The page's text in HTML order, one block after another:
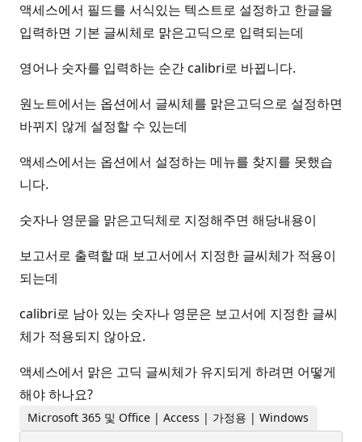
액세스에서 필드를 서식있는 텍스트로 설정하고 한글을
입력하면 기본 글씨체로 맑은고딕으로 입력되는데
영어나 숫자를 입력하는 순간 calibri로 바뀝니다.
원노트에서는 옵션에서 글씨체를 맑은고딕으로 설정하면
바뀌지 않게 설정할 수 있는데
액세스에서는 옵션에서 설정하는 메뉴를 찾지를 못했습
니다.
숫자나 영문을 맑은고딕체로 지정해주면 해당내용이
보고서로 출력할 때 보고서에서 지정한 글씨체가 적용이
되는데
calibri로 남아 있는 숫자나 영문은 보고서에 지정한 글씨
체가 적용되지 않아요.
액세스에서 맑은 고딕 글씨체가 유지되게 하려면 어떻게
해야 하나요?
Microsoft 365 및 Office | Access | 가정용 | Windows